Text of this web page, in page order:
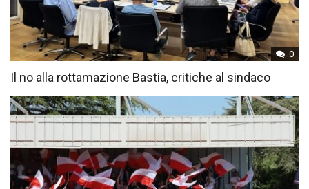
0
Il no alla rottamazione Bastia, critiche al sindaco